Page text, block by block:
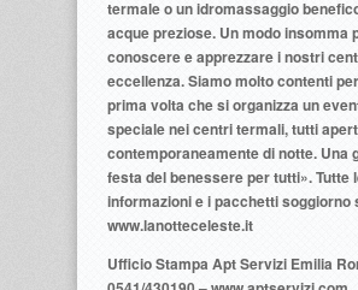
termale o un idromassaggio
acque preziose. Un modo insomma
conoscere e apprezzare i nostri
eccellenza. Siamo molto contenti
prima volta che si organizza un
speciale nei centri termali, tutti
contemporaneamente di notte. Una
festa del benessere per tutti». Tutte
informazioni e i pacchetti soggiorno
www.lanotteceleste.it
Ufficio Stampa Apt Servizi Emilia